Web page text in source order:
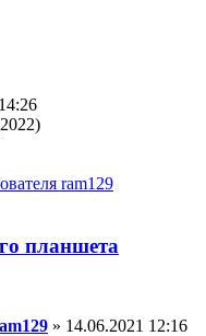
ram129
планшета
» 14.06.2021 12:16